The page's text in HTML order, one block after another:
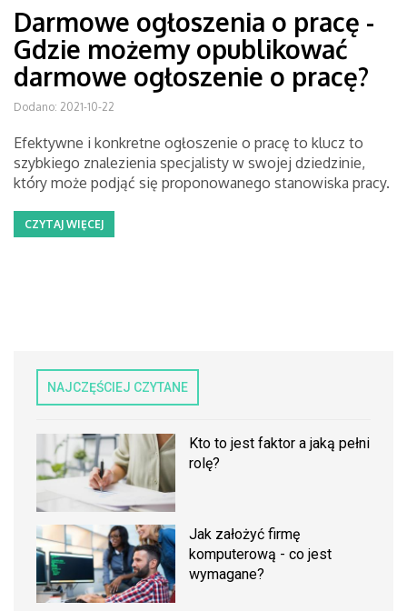
Darmowe ogłoszenia o pracę -
Gdzie możemy opublikować
darmowe ogłoszenie o pracę?
Dodano: 2021-10-22
Efektywne i konkretne ogłoszenie o pracę to klucz to
szybkiego znalezienia specjalisty w swojej dziedzinie,
który może podjąć się proponowanego stanowiska pracy.
CZYTAJ WIĘCEJ
NAJCZĘŚCIEJ CZYTANE
Kto to jest faktor a jaką pełni
rolę?
Jak założyć firmę
komputerową - co jest
wymagane?